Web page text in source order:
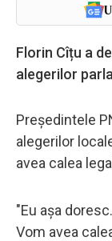
Florin Cîțu a
alegerilor
Președintele
alegerilor
avea calea
"Eu așa
Vom avea